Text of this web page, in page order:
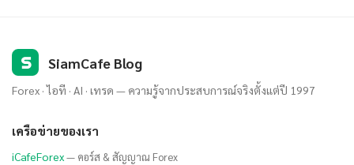
S SiamCafe Blog
Forex · ไอที · AI · เทรด — ความรู้จากประสบการณ์จริงตั้งแต่ปี 1997
เครือข่ายของเรา
iCafeForex— คอร์ส & สัญญาณ Forex